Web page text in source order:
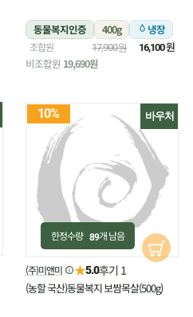
동물복지인증 400g 냉장
조합원 17,900원 16,100원
비조합원 19,690원
바우처
10%
한정수량 89개 남음
(주)미앤미 ★5.0후기 1
(농할 국산)동물복지 보쌈목살(500g)